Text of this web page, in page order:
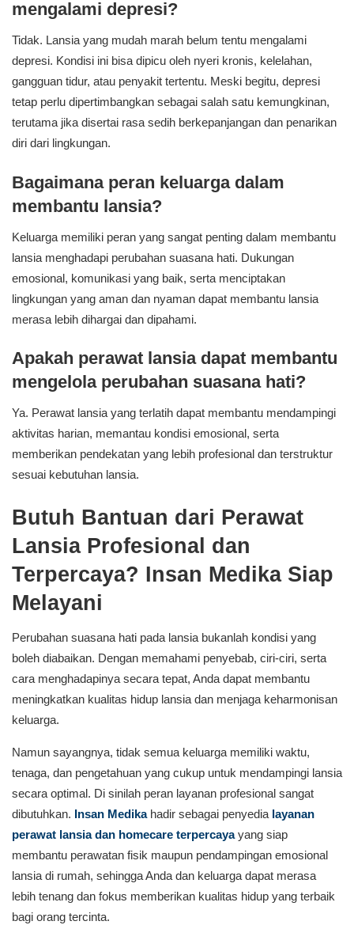
mengalami depresi?
Tidak. Lansia yang mudah marah belum tentu mengalami
depresi. Kondisi ini bisa dipicu oleh nyeri kronis, kelelahan,
gangguan tidur, atau penyakit tertentu. Meski begitu, depresi
tetap perlu dipertimbangkan sebagai salah satu kemungkinan,
terutama jika disertai rasa sedih berkepanjangan dan penarikan
diri dari lingkungan.
Bagaimana peran keluarga dalam
membantu lansia?
Keluarga memiliki peran yang sangat penting dalam membantu
lansia menghadapi perubahan suasana hati. Dukungan
emosional, komunikasi yang baik, serta menciptakan
lingkungan yang aman dan nyaman dapat membantu lansia
merasa lebih dihargai dan dipahami.
Apakah perawat lansia dapat membantu
mengelola perubahan suasana hati?
Ya. Perawat lansia yang terlatih dapat membantu mendampingi
aktivitas harian, memantau kondisi emosional, serta
memberikan pendekatan yang lebih profesional dan terstruktur
sesuai kebutuhan lansia.
Butuh Bantuan dari Perawat
Lansia Profesional dan
Terpercaya? Insan Medika Siap
Melayani
Perubahan suasana hati pada lansia bukanlah kondisi yang
boleh diabaikan. Dengan memahami penyebab, ciri-ciri, serta
cara menghadapinya secara tepat, Anda dapat membantu
meningkatkan kualitas hidup lansia dan menjaga keharmonisan
keluarga.
Namun sayangnya, tidak semua keluarga memiliki waktu,
tenaga, dan pengetahuan yang cukup untuk mendampingi lansia
secara optimal. Di sinilah peran layanan profesional sangat
dibutuhkan. Insan Medikahadir sebagai penyedia layanan
perawat lansia dan homecare terpercayayang siap
membantu perawatan fisik maupun pendampingan emosional
lansia di rumah, sehingga Anda dan keluarga dapat merasa
lebih tenang dan fokus memberikan kualitas hidup yang terbaik
bagi orang tercinta.